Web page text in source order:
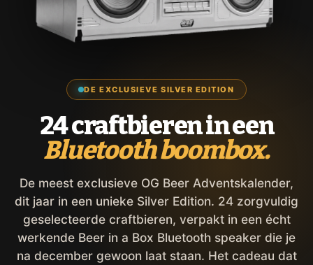
DE EXCLUSIEVE SILVER EDITION
24 craftbieren in een
Bluetooth boombox.
De meest exclusieve OG Beer Adventskalender,
dit jaar in een unieke Silver Edition. 24 zorgvuldig
geselecteerde craftbieren, verpakt in een écht
werkende Beer in a Box Bluetooth speaker die je
na december gewoon laat staan. Het cadeau dat